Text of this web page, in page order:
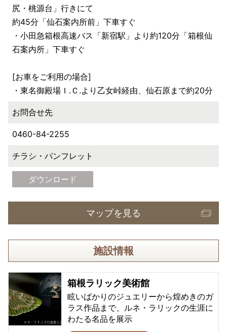
尻・桃源台」行きにて
約45分「仙石案内所前」下車すぐ
・小田急箱根高速バス「新宿駅」より約120分「箱根仙
石案内所」下車すぐ
[お車をご利用の場合]
・東名御殿場Ｉ.Ｃ.より乙女峠経由、仙石原まで約20分
お問合せ先
0460-84-2255
チラシ・パンフレット
ダウンロード
マップを見る
施設情報
箱根ラリック美術館
眩いばかりのジュエリーから煌めきのガ
ラス作品まで、ルネ・ラリックの生涯に
わたる名品を展示